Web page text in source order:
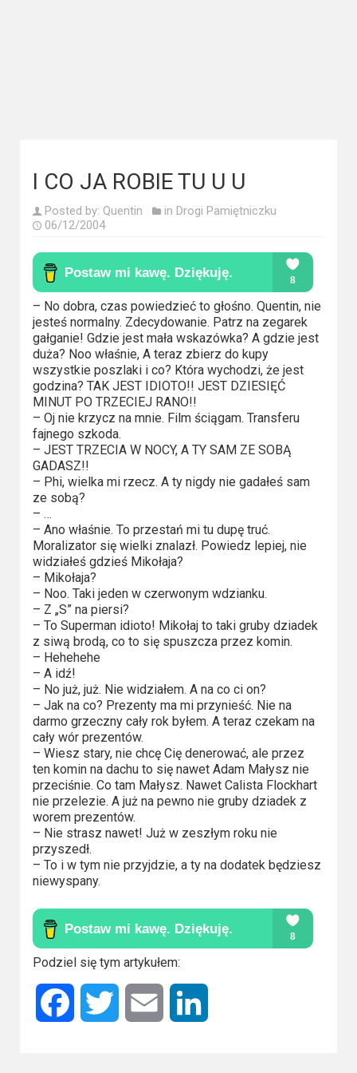
dokumentalne
Horrory
azjatyckie
Kino
europejskie
Kino
polskie
Komedie
Korea
Południowa
Filmy
oparte
na
faktach
Thrillery
Streaming
Amazon
Prime
Video
Apple
TV
+
Disney+
HBO
Max
Netflix
Sky
Showtime
I CO JA ROBIE TU U U
Posted by: Quentin in Drogi Pamiętniczku
06/12/2004
– No dobra, czas powiedzieć to głośno. Quentin, nie
jesteś normalny. Zdecydowanie. Patrz na zegarek
gałganie! Gdzie jest mała wskazówka? A gdzie jest
duża? Noo właśnie, A teraz zbierz do kupy
wszystkie poszlaki i co? Która wychodzi, że jest
godzina? TAK JEST IDIOTO!! JEST DZIESIĘĆ
MINUT PO TRZECIEJ RANO!!
– Oj nie krzycz na mnie. Film ściągam. Transferu
fajnego szkoda.
– JEST TRZECIA W NOCY, A TY SAM ZE SOBĄ
GADASZ!!
– Phi, wielka mi rzecz. A ty nigdy nie gadałeś sam
ze sobą?
– …
– Ano właśnie. To przestań mi tu dupę truć.
Moralizator się wielki znalazł. Powiedz lepiej, nie
widziałeś gdzieś Mikołaja?
– Mikołaja?
– Noo. Taki jeden w czerwonym wdzianku.
– Z „S” na piersi?
– To Superman idioto! Mikołaj to taki gruby dziadek
z siwą brodą, co to się spuszcza przez komin.
– Hehehehe
– A idź!
– No już, już. Nie widziałem. A na co ci on?
– Jak na co? Prezenty ma mi przynieść. Nie na
darmo grzeczny cały rok byłem. A teraz czekam na
cały wór prezentów.
– Wiesz stary, nie chcę Cię denerować, ale przez
ten komin na dachu to się nawet Adam Małysz nie
przeciśnie. Co tam Małysz. Nawet Calista Flockhart
nie przelezie. A już na pewno nie gruby dziadek z
worem prezentów.
– Nie strasz nawet! Już w zeszłym roku nie
przyszedł.
– To i w tym nie przyjdzie, a ty na dodatek będziesz
niewyspany.
Podziel się tym artykułem:
Facebook Twitter Email